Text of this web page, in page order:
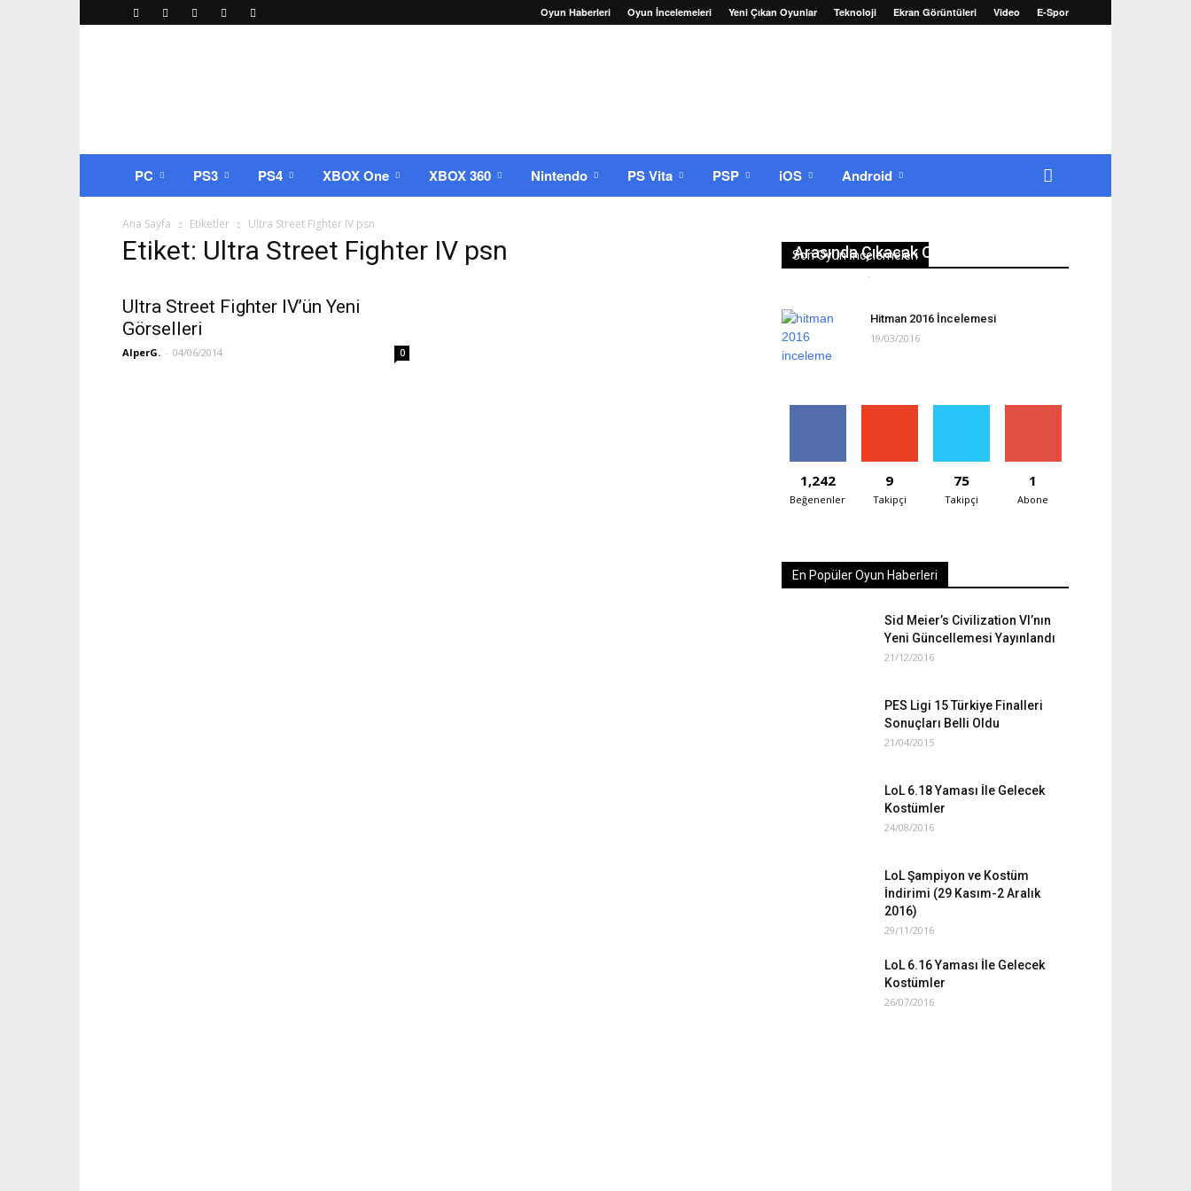
Oyun Haberleri Oyun İncelemeleri Yeni Çıkan Oyunlar Teknoloji Ekran Görüntüleri Video E-Spor
ve
İncelemeleri
PC PS3 PS4 XBOX One XBOX 360 Nintendo PS Vita PSP iOS Android
Ana Sayfa Etiketler Ultra Street Fighter IV psn
Etiket: Ultra Street Fighter IV psn
Ultra Street Fighter IV’ün Yeni
Görselleri
AlperG. - 04/06/2014 0
Son Oyun İncelemeleri
Arasında Çıkacak Oyunlar
-
Hitman 2016 İncelemesi
19/03/2016
1,242
Beğenenler
9
Takipçi
75
Takipçi
1
Abone
En Popüler Oyun Haberleri
Sid Meier’s Civilization VI’nın
Yeni Güncellemesi Yayınlandı
21/12/2016
PES Ligi 15 Türkiye Finalleri
Sonuçları Belli Oldu
21/04/2015
LoL 6.18 Yaması İle Gelecek
Kostümler
24/08/2016
LoL Şampiyon ve Kostüm
İndirimi (29 Kasım-2 Aralık
2016)
29/11/2016
LoL 6.16 Yaması İle Gelecek
Kostümler
26/07/2016